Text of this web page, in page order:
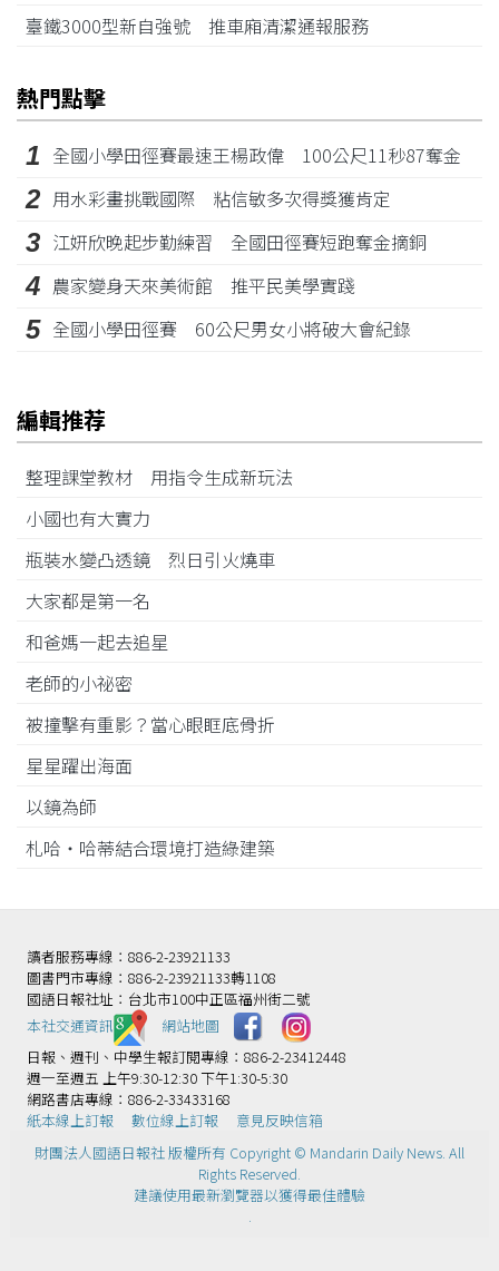
臺鐵3000型新自強號 推車廂清潔通報服務
熱門點擊
1 全國小學田徑賽最速王楊政偉 100公尺11秒87奪金
2 用水彩畫挑戰國際 粘信敏多次得獎獲肯定
3 江姸欣晚起步勤練習 全國田徑賽短跑奪金摘銅
4 農家變身天來美術館 推平民美學實踐
5 全國小學田徑賽 60公尺男女小將破大會紀錄
編輯推荐
整理課堂教材 用指令生成新玩法
小國也有大實力
瓶裝水變凸透鏡 烈日引火燒車
大家都是第一名
和爸媽一起去追星
老師的小祕密
被撞擊有重影？當心眼眶底骨折
星星躍出海面
以鏡為師
札哈‧哈蒂結合環境打造綠建築
讀者服務專線：886-2-23921133
圖書門市專線：886-2-23921133轉1108
國語日報社址：台北市100中正區福州街二號
本社交通資訊️
網站地圖
日報、週刊、中學生報訂閱專線：886-2-23412448
週一至週五 上午9:30-12:30 下午1:30-5:30
網路書店專線：886-2-33433168
紙本線上訂報
數位線上訂報
意見反映信箱
財團法人國語日報社 版權所有 Copyright © Mandarin Daily News. All
Rights Reserved.
建議使用最新瀏覽器以獲得最佳體驗
.